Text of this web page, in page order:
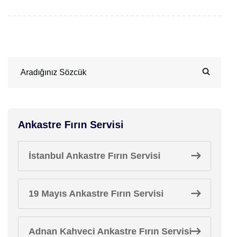
Ankastre Fırın Servisi
İstanbul Ankastre Fırın Servisi
19 Mayıs Ankastre Fırın Servisi
Adnan Kahveci Ankastre Fırın Servisi